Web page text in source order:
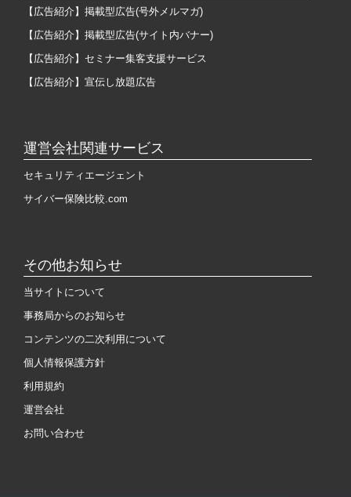
【広告紹介】掲載型広告(号外メルマガ)
【広告紹介】掲載型広告(サイト内バナー)
【広告紹介】セミナー集客支援サービス
【広告紹介】宣伝し放題広告
運営会社関連サービス
セキュリティエージェント
サイバー保険比較.com
その他お知らせ
当サイトについて
事務局からのお知らせ
コンテンツの二次利用について
個人情報保護方針
利用規約
運営会社
お問い合わせ